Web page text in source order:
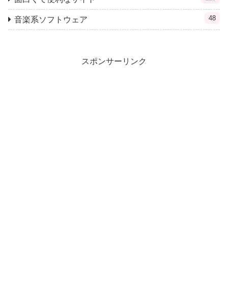
音楽系ソフトウェア 48
スポンサーリンク